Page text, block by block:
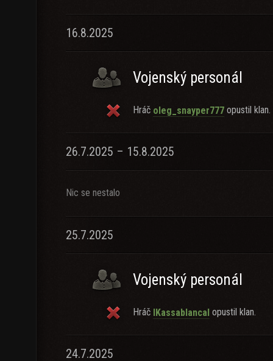
16.8.2025
Vojenský personál
Hráč oleg_snayper777 opustil klan.
26.7.2025 – 15.8.2025
Nic se nestalo
25.7.2025
Vojenský personál
Hráč lKassablancal opustil klan.
24.7.2025